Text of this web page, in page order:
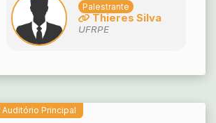
Palestrante
Thieres Silva
UFRPE
Auditório Principal